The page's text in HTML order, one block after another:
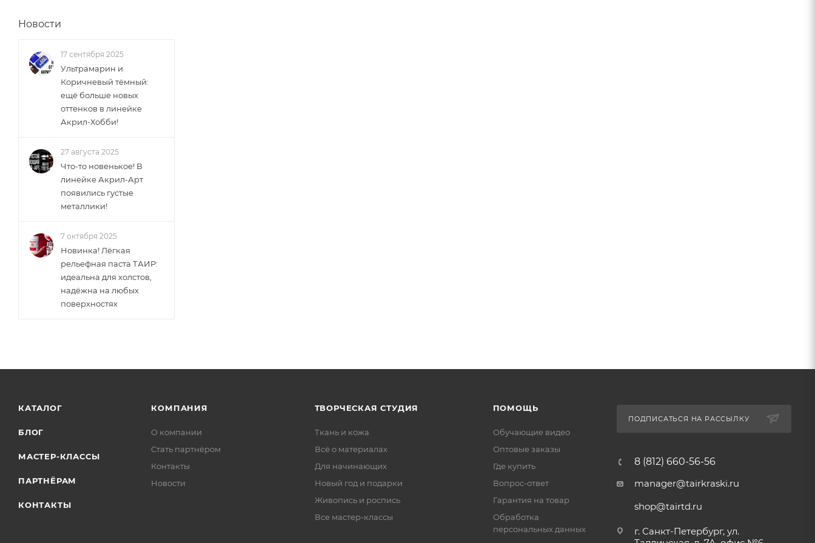
Новости
17 сентября 2025
Ультрамарин и
Коричневый тёмный:
ещё больше новых
оттенков в линейке
Акрил-Хобби!
27 августа 2025
Что-то новенькое! В
линейке Акрил-Арт
появились густые
металлики!
7 октября 2025
Новинка! Лёгкая
рельефная паста ТАИР:
идеальна для холстов,
надёжна на любых
поверхностях
КАТАЛОГ
БЛОГ
МАСТЕР-КЛАССЫ
ПАРТНЁРАМ
КОНТАКТЫ
КОМПАНИЯ
О компании
Стать партнёром
Контакты
Новости
ТВОРЧЕСКАЯ СТУДИЯ
Ткань и кожа
Всё о материалах
Для начинающих
Новый год и подарки
Живопись и роспись
Все мастер-классы
ПОМОЩЬ
Обучающие видео
Оптовые заказы
Где купить
Вопрос-ответ
Гарантия на товар
Обработка
персональных данных
ПОДПИСАТЬСЯ НА РАССЫЛКУ
8 (812) 660-56-56
manager@tairkraski.ru
shop@tairtd.ru
г. Санкт-Петербург, ул.